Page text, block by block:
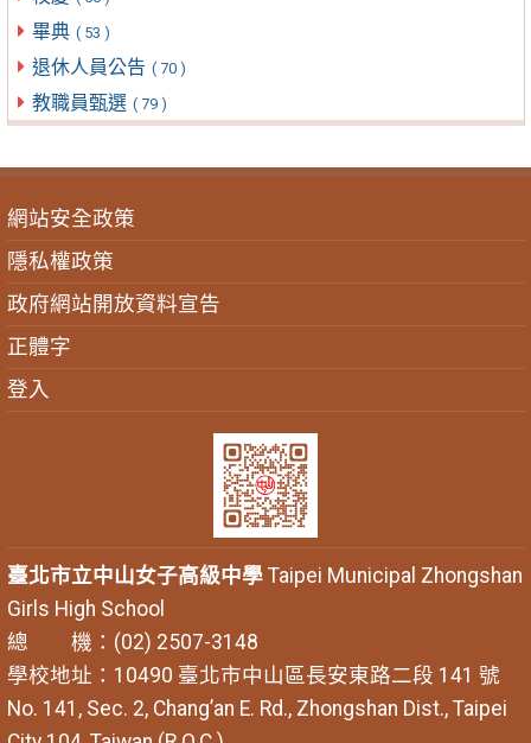
畢典 ( 53 )
退休人員公告 ( 70 )
教職員甄選 ( 79 )
網站安全政策
隱私權政策
政府網站開放資料宣告
正體字
登入
臺北市立中山女子高級中學Taipei Municipal Zhongshan
Girls High School
總 機：(02) 2507-3148
學校地址：10490 臺北市中山區長安東路二段 141 號
No. 141, Sec. 2, Chang’an E. Rd., Zhongshan Dist., Taipei